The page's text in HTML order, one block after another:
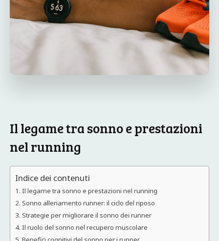
Il legame tra sonno e prestazioni
nel running
Indice dei contenuti
Il legame tra sonno e prestazioni nel running
Sonno allenamento runner: il ciclo del riposo
Strategie per migliorare il sonno dei runner
Il ruolo del sonno nel recupero muscolare